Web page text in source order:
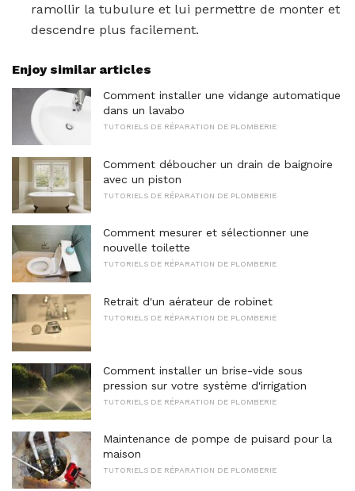
ramollir la tubulure et lui permettre de monter et
descendre plus facilement.
Enjoy similar articles
Comment installer une vidange automatique
dans un lavabo
TUTORIELS DE RÉPARATION DE PLOMBERIE
Comment déboucher un drain de baignoire
avec un piston
TUTORIELS DE RÉPARATION DE PLOMBERIE
Comment mesurer et sélectionner une
nouvelle toilette
TUTORIELS DE RÉPARATION DE PLOMBERIE
Retrait d'un aérateur de robinet
TUTORIELS DE RÉPARATION DE PLOMBERIE
Comment installer un brise-vide sous
pression sur votre système d'irrigation
TUTORIELS DE RÉPARATION DE PLOMBERIE
Maintenance de pompe de puisard pour la
maison
TUTORIELS DE RÉPARATION DE PLOMBERIE